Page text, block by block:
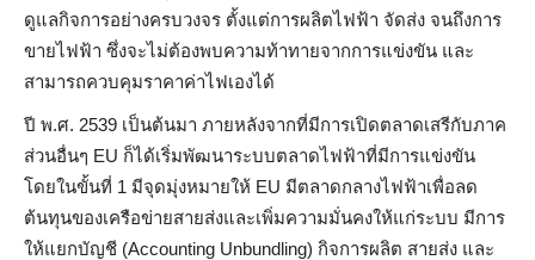
ดูแลกิจการอย่างครบวงจร ตั้งแต่การผลิตไฟฟ้า จัดส่ง จนถึงการ
ขายไฟฟ้า ซึ่งจะไม่ต้องพบความท้าทายจากการแข่งขัน และ
สามารถควบคุมราคาค่าไฟเองได้
ปี พ.ศ. 2539 เป็นต้นมา ภายหลังจากที่มีการเปิดตลาดเสรีกับภาค
ส่วนอื่นๆ EU ก็ได้เริ่มพัฒนาระบบตลาดไฟฟ้าที่มีการแข่งขัน
โดยในขั้นที่ 1 มีจุดมุ่งหมายให้ EU มีตลาดกลางไฟฟ้าเพื่อลด
ต้นทุนของเครือข่ายสายส่งและเพิ่มความมั่นคงให้แก่ระบบ มีการ
ให้แยกบัญชี (Accounting Unbundling) กิจการผลิต สายส่ง และ